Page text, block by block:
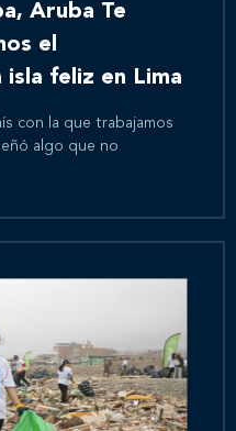
Aruba Te
el
feliz en Lima
con la que trabajamos
algo que no